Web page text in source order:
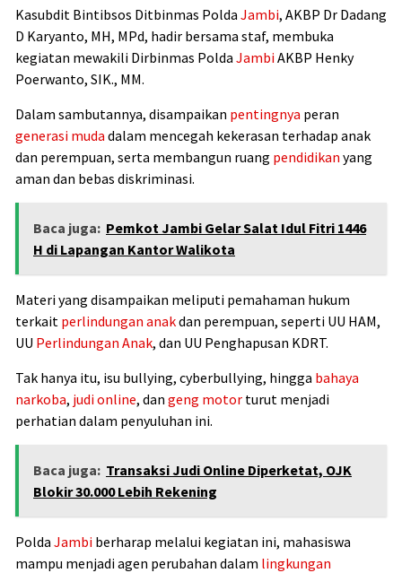
Kasubdit Bintibsos Ditbinmas Polda Jambi, AKBP Dr Dadang
D Karyanto, MH, MPd, hadir bersama staf, membuka
kegiatan mewakili Dirbinmas Polda JambiAKBP Henky
Poerwanto, SIK., MM.
Dalam sambutannya, disampaikan pentingnya peran
generasi muda dalam mencegah kekerasan terhadap anak
dan perempuan, serta membangun ruang pendidikan yang
aman dan bebas diskriminasi.
Baca juga: Pemkot Jambi Gelar Salat Idul Fitri 1446
H di Lapangan Kantor Walikota
Materi yang disampaikan meliputi pemahaman hukum
terkait perlindungan anakdan perempuan, seperti UU HAM,
UU Perlindungan Anak, dan UU Penghapusan KDRT.
Tak hanya itu, isu bullying, cyberbullying, hingga bahaya
narkoba, judi online, dan geng motor turut menjadi
perhatian dalam penyuluhan ini.
Baca juga: Transaksi Judi Online Diperketat, OJK
Blokir 30.000 Lebih Rekening
Polda Jambi berharap melalui kegiatan ini, mahasiswa
mampu menjadi agen perubahan dalam lingkungan